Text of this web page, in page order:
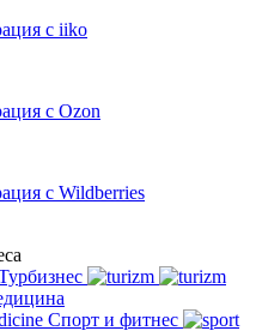
с iiko
с Ozon
с Wildberries
Спорт и фитнес